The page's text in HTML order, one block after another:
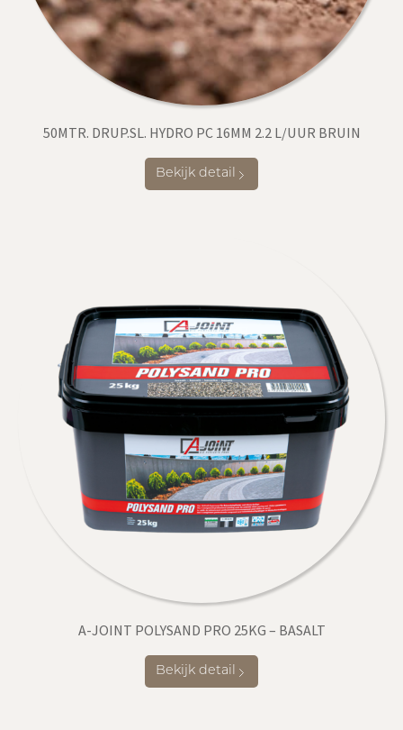
50MTR. DRUP.SL. HYDRO PC 16MM 2.2 L/UUR BRUIN
Bekijk detail
A-JOINT POLYSAND PRO 25KG – BASALT
Bekijk detail